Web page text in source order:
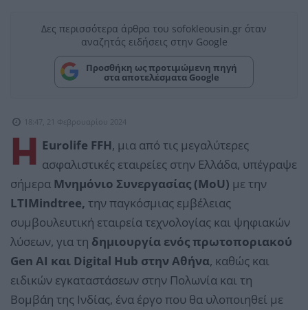
Δες περισσότερα άρθρα του sofokleousin.gr όταν
αναζητάς ειδήσεις στην Google
Προσθήκη ως προτιμώμενη πηγή
στα αποτελέσματα Google
18:47, 21 Φεβρουαρίου 2024
Η Eurolife FFH, μια από τις μεγαλύτερες
ασφαλιστικές εταιρείες στην Ελλάδα, υπέγραψε
σήμερα Μνημόνιο Συνεργασίας (MoU) με την
LTIMindtree, την παγκόσμιας εμβέλειας
συμβουλευτική εταιρεία τεχνολογίας και ψηφιακών
λύσεων, για τη δημιουργία ενός πρωτοποριακού
Gen AI και Digital Hub στην Αθήνα, καθώς και
ειδικών εγκαταστάσεων στην Πολωνία και τη
Βομβάη της Ινδίας, ένα έργο που θα υλοποιηθεί με